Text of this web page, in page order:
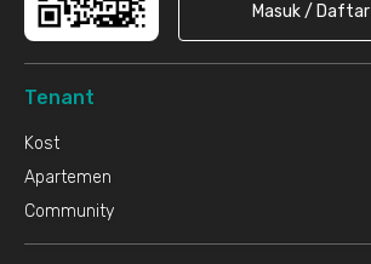
Masuk / Daftar
Tenant
Kost
Apartemen
Community